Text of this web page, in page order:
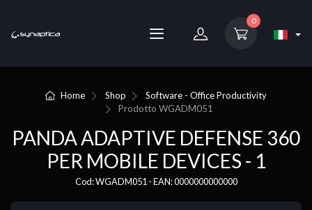
0
Home Shop
Software - Office Productivity
ProdottoWGADM051
PANDA ADAPTIVE DEFENSE 360
PER MOBILE DEVICES - 1
Cod: WGADM051 - EAN: 0000000000000